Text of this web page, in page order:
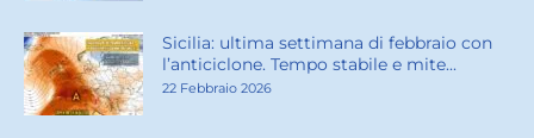
Sicilia: ultima settimana di febbraio con
l’anticiclone. Tempo stabile e mite...
22 Febbraio 2026